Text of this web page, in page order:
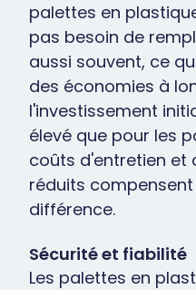
palettes en
pas besoin de
aussi souvent, ce
des économies à
l'investissement
élevé que pour les
coûts d'entretien et
réduits
différence.
Sécurité et fiabilité
Les palettes en